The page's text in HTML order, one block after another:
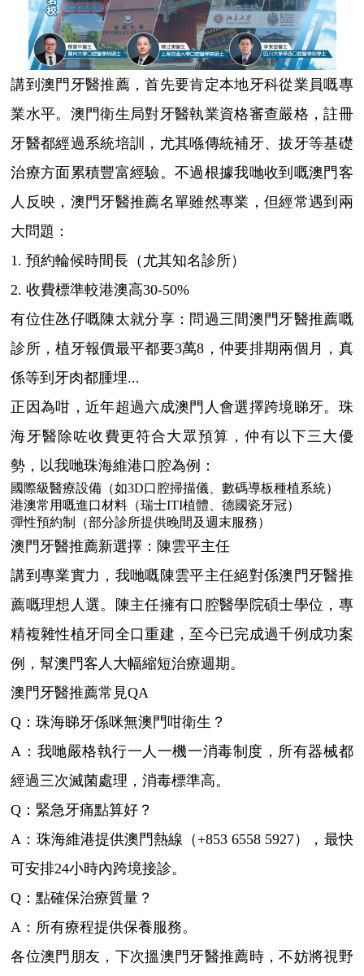
講到澳門牙醫推薦，首先要肯定本地牙科從業員嘅專
業水平。澳門衛生局對牙醫執業資格審查嚴格，註冊
牙醫都經過系統培訓，尤其喺傳統補牙、拔牙等基礎
治療方面累積豐富經驗。不過根據我哋收到嘅澳門客
人反映，澳門牙醫推薦名單雖然專業，但經常遇到兩
大問題：
1. 預約輪候時間長（尤其知名診所）
2. 收費標準較港澳高30-50%
有位住氹仔嘅陳太就分享：問過三間澳門牙醫推薦嘅
診所，植牙報價最平都要3萬8，仲要排期兩個月，真
係等到牙肉都腫埋...
正因為咁，近年超過六成澳門人會選擇跨境睇牙。珠
海牙醫除咗收費更符合大眾預算，仲有以下三大優
勢，以我哋珠海維港口腔為例：
國際級醫療設備（如3D口腔掃描儀、數碼導板種植系統）
港澳常用嘅進口材料（瑞士ITI植體、德國瓷牙冠）
彈性預約制（部分診所提供晚間及週末服務）
澳門牙醫推薦新選擇：陳雲平主任
講到專業實力，我哋嘅陳雲平主任絕對係澳門牙醫推
薦嘅理想人選。陳主任擁有口腔醫學院碩士學位，專
精複雜性植牙同全口重建，至今已完成過千例成功案
例，幫澳門客人大幅縮短治療週期。
澳門牙醫推薦常見QA
Q：珠海睇牙係咪無澳門咁衛生？
A：我哋嚴格執行一人一機一消毒制度，所有器械都
經過三次滅菌處理，消毒標準高。
Q：緊急牙痛點算好？
A：珠海維港提供澳門熱線（+853 6558 5927），最快
可安排24小時內跨境接診。
Q：點確保治療質量？
A：所有療程提供保養服務。
各位澳門朋友，下次搵澳門牙醫推薦時，不妨將視野